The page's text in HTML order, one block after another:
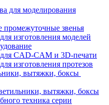
для моделирования
промежуточные звенья
изготовления моделей
CAD-CAM и 3D-печати
изготовления протезов
вытяжки, боксы
вытяжки, боксы
техника серии